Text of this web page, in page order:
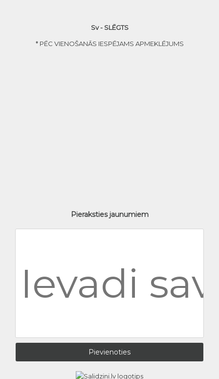
Sv - SLĒGTS
* PĒC VIENOŠANĀS IESPĒJAMS APMEKLĒJUMS
Pieraksties jaunumiem